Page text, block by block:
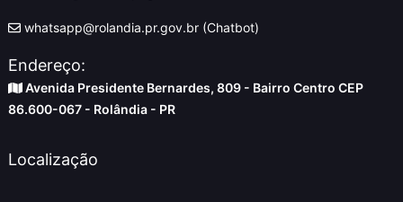
whatsapp@rolandia.pr.gov.br (Chatbot)
Endereço:
Avenida Presidente Bernardes, 809 - Bairro Centro CEP
86.600-067 - Rolândia - PR
Localização